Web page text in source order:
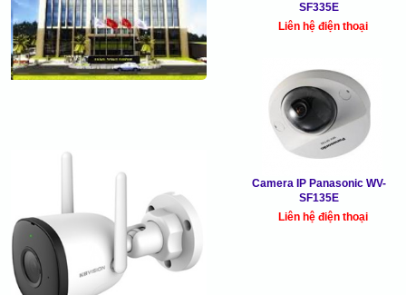
SF335E
Liên hệ điện thoại
Camera IP Panasonic WV-
SF135E
Liên hệ điện thoại